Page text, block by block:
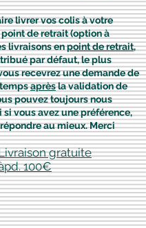
livrer vos colis à votre
de retrait (option à
livraisons enpoint de retrait,
par défaut, le plus
recevrez une demande de
aprèsla validation de
pouvez toujours nous
vous avez une préférence,
répondre au mieux. Merci
gratuite
100€